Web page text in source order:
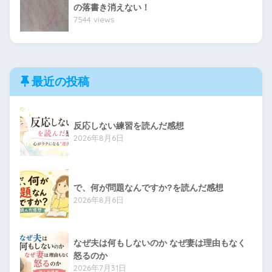
の落書き消えない！
7544 views
最近の投稿
反応しない練習を読んだ感想
2026年8月6日
で、何が問題なんですか?を読んだ感想
2026年8月6日
なぜ夫は何もしないのか なぜ妻は理由もなく
怒るのか
2026年7月31日